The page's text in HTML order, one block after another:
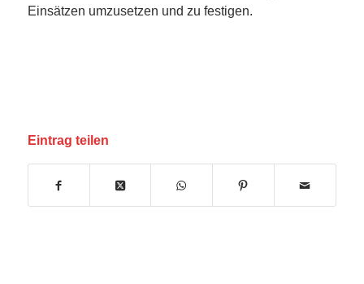
Einsätzen umzusetzen und zu festigen.
Eintrag teilen